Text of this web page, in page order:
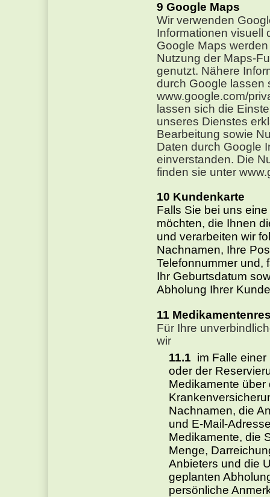
Google Maps
Wir verwenden
Informationen visuell
Google Maps
Nutzung der Maps-
genutzt. Nähere
durch Google lassen
www.google.com/
lassen sich die
unseres Dienstes
Bearbeitung sowie
Daten durch Google
einverstanden. Die
finden sie unter
Kundenkarte
Falls Sie bei uns
möchten, die Ihnen
und verarbeiten wir
Nachnamen, Ihre
Telefonnummer und,
Ihr Geburtsdatum
Abholung Ihrer
Für Ihre
wir
im Falle
oder der
Medikamente über
Nachnamen, die
und E-Mail-
Medikamente, die
Menge,
Anbieters und die
geplanten
persönliche